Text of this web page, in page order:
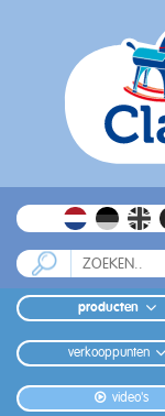
producten
verkooppunten
video's